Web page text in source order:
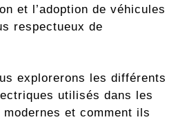
et l’adoption de véhicules
respectueux de
explorerons les différents
utilisés dans les
et comment ils